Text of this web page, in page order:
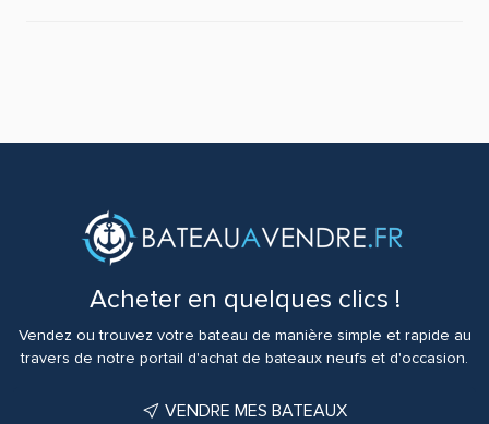
Acheter en quelques clics !
Vendez ou trouvez votre bateau de manière simple et rapide au
travers de notre portail d'achat de bateaux neufs et d'occasion.
VENDRE MES BATEAUX